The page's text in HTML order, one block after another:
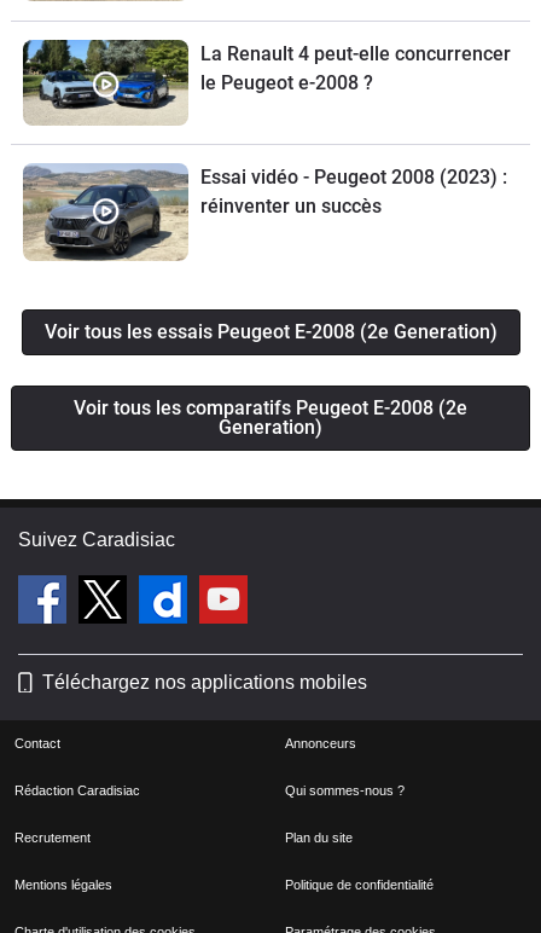
La Renault 4 peut-elle concurrencer
le Peugeot e-2008 ?
Essai vidéo - Peugeot 2008 (2023) :
réinventer un succès
Voir tous les essais Peugeot E-2008 (2e Generation)
Voir tous les comparatifs Peugeot E-2008 (2e
Generation)
Suivez Caradisiac
Téléchargez nos applications mobiles
Contact Annonceurs
Rédaction Caradisiac Qui sommes-nous ?
Recrutement Plan du site
Mentions légales Politique de confidentialité